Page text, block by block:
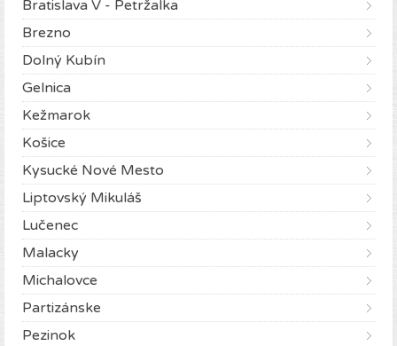
Bratislava V - Petržalka
Brezno
Dolný Kubín
Gelnica
Kežmarok
Košice
Kysucké Nové Mesto
Liptovský Mikuláš
Lučenec
Malacky
Michalovce
Partizánske
Pezinok